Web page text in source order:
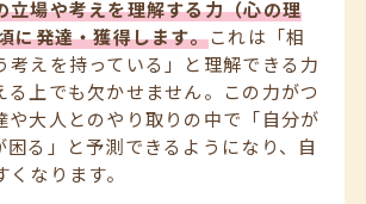
立場や考えを理解する力（心の理
に発達・獲得します。これは「相
考えを持っている」と理解できる力
る上でも欠かせません。この力がつ
や大人とのやり取りの中で「自分が
困る」と予測できるようになり、自
なります。